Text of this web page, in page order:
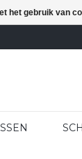
het gebruik van